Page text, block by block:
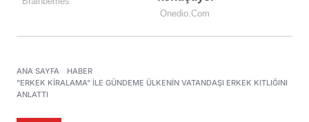
ANA SAYFA
HABER
"ERKEK KIRALAMA" ILE GÜNDEME ÜLKENIN VATANDAŞI ERKEK KITLIĞINI
ANLATTI